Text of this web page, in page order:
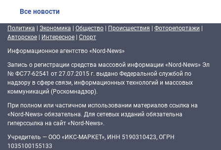
Все новости
Политика | Экономика | Общество | Происшествия | Фоторепортажи |
Авторское | Интересное | Спорт
Информационное агентство «Nord-News»
Запись о регистрации средства массовой информации «Nord-News» Эл
№ ФС77-62541 от 27.07.2015 г. выдано Федеральной службой по
надзору в сфере связи, информационных технологий и массовых
коммуникаций (Роскомнадзор).
При полном или частичном использовании материалов ссылка на
«Nord-News» обязательна. Для сетевых изданий обязательна
гиперссылка на сайт «Nord-News».
Учредитель — ООО «ИКС-МАРКЕТ», ИНН 5190310423, ОГРН
1035100155133